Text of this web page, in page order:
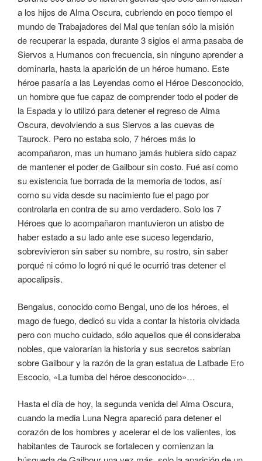
a los hijos de Alma Oscura, cubriendo en poco tiempo el
mundo de Trabajadores del Mal que tenían sólo la misión
de recuperar la espada, durante 3 siglos el arma pasaba de
Siervos a Humanos con frecuencia, sin ninguno aprender a
dominarla, hasta la aparición de un héroe humano. Este
héroe pasaría a las Leyendas como el Héroe Desconocido,
un hombre que fue capaz de comprender todo el poder de
la Espada y lo utilizó para detener el regreso de Alma
Oscura, devolviendo a sus Siervos a las cuevas de
Taurock. Pero no estaba solo, 7 héroes más lo
acompañaron, mas un humano jamás hubiera sido capaz
de mantener el poder de Gailbour sin costo. Fué así como
su existencia fue borrada de la memoria de todos, así
como su vida desde su nacimiento fue el pago por
controlarla en contra de su amo verdadero. Solo los 7
Héroes que lo acompañaron mantuvieron un atisbo de
haber estado a su lado ante ese suceso legendario,
sobrevivieron sin saber su nombre, su rostro, sin saber
porqué ni cómo lo logró ni qué le ocurrió tras detener el
apocalipsis.
Bengalus, conocido como Bengal, uno de los héroes, el
mago de fuego, dedicó su vida a contar la historia olvidada
pero con mucho cuidado, sólo aquellos que él consideraba
nobles, que valorarían la historia y sus secretos sabrían
sobre Gailbour y la razón de la gran estatua de Latbade Ero
Escocio, «La tumba del héroe desconocido»…
Hasta el día de hoy, la segunda venida del Alma Oscura,
cuando la media Luna Negra apareció para detener el
corazón de los hombres y acelerar el de los valientes, los
habitantes de Taurock se fortalecen y comienzan la